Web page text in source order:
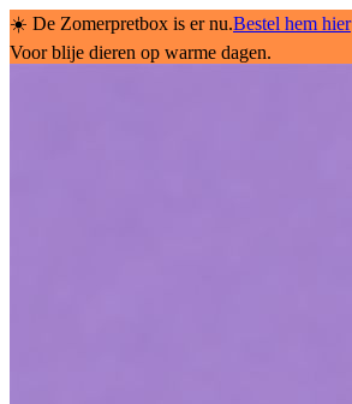
☀️ De Zomerpretbox is er nu.Bestel hem hier
Voor blije dieren op warme dagen.